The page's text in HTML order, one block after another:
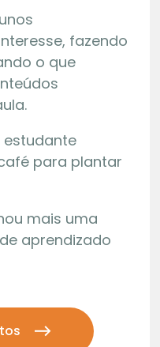
fazendo
o que
para plantar
mais uma
aprendizado